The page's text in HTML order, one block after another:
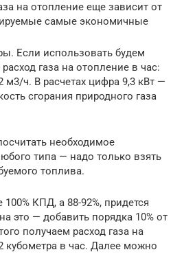
на отопление еще зависит от
самые экономичные
Если использовать будем
газа на отопление в час:
м3/ч. В расчетах цифра 9,3 кВт —
сгорания природного газа
необходимое
типа — надо только взять
топлива.
КПД, а 88-92%, придется
это — добавить порядка 10% от
получаем расход газа на
кубометра в час. Далее можно